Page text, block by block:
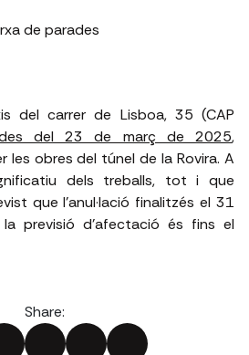
de parades
del carrer de Lisboa, 35 (CAP
des del 23 de març de 2025,
obres del túnel de la Rovira. A
dels treballs, tot i que
que l’anul·lació finalitzés el 31
previsió d'afectació és fins el
Share: